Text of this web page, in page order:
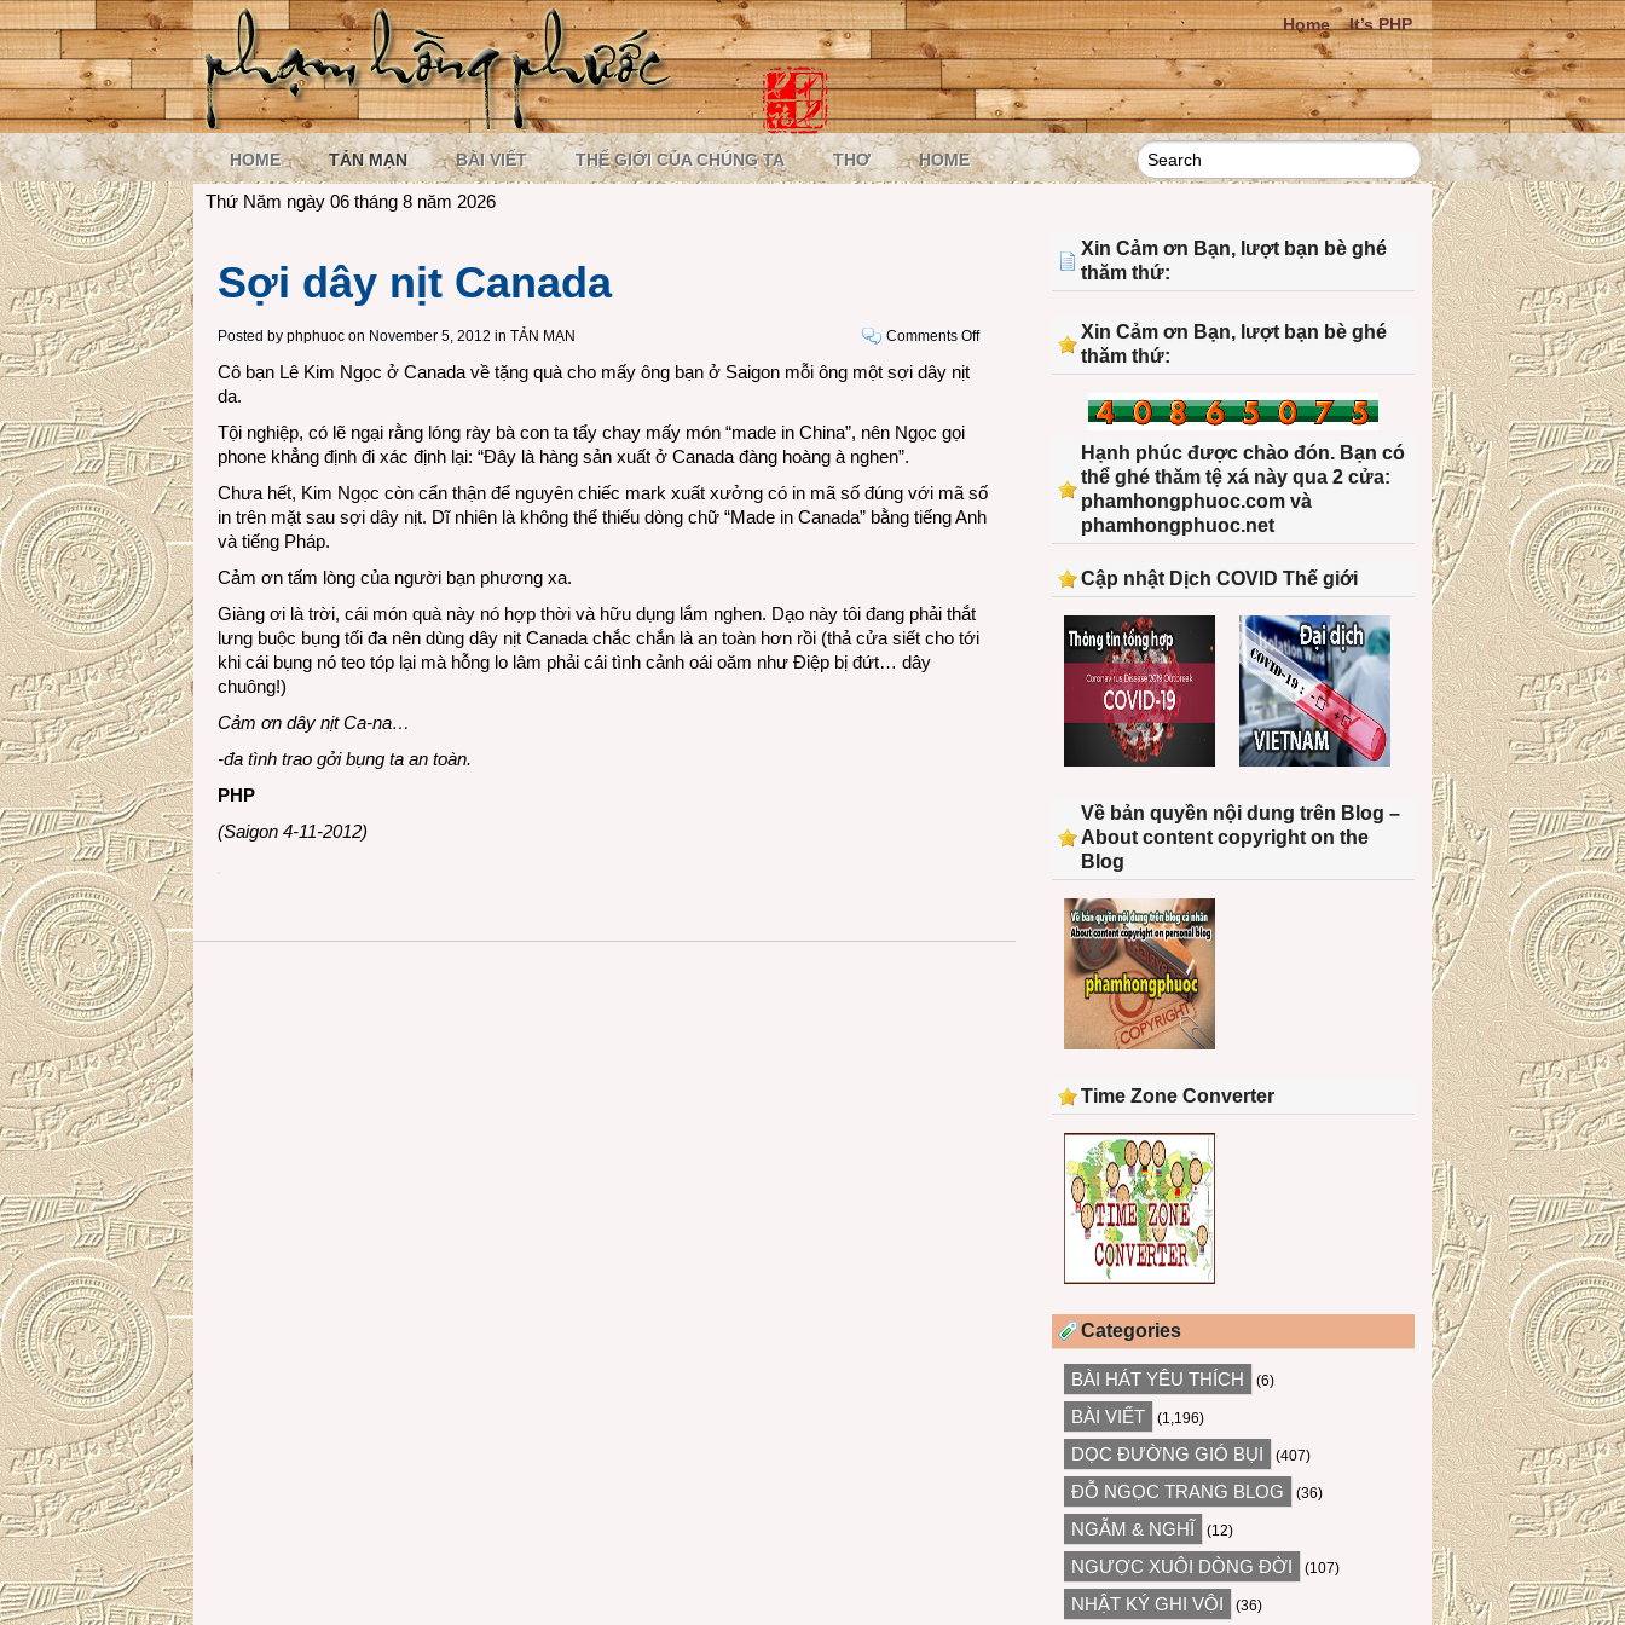
Home It’s PHP
HOME TẢN MẠN BÀI VIẾT THẾ GIỚI CỦA CHÚNG TA THƠ HOME
Thứ Năm ngày 06 tháng 8 năm 2026
Sợi dây nịt Canada
Posted by phphuoc on November 5, 2012 in TẢN MẠN Comments Offon
Cô bạn Lê Kim Ngọc ở Canada về tặng quà cho mấy ông bạn ở Saigon mỗi ông một sợi dây nịt
da.
Tội nghiệp, có lẽ ngại rằng lóng rày bà con ta tẩy chay mấy món “made in China”, nên Ngọc gọi
phone khẳng định đi xác định lại: “Đây là hàng sản xuất ở Canada đàng hoàng à nghen”.
Chưa hết, Kim Ngọc còn cẩn thận để nguyên chiếc mark xuất xưởng có in mã số đúng với mã số
in trên mặt sau sợi dây nịt. Dĩ nhiên là không thể thiếu dòng chữ “Made in Canada” bằng tiếng Anh
và tiếng Pháp.
Cảm ơn tấm lòng của người bạn phương xa.
Giàng ơi là trời, cái món quà này nó hợp thời và hữu dụng lắm nghen. Dạo này tôi đang phải thắt
lưng buộc bụng tối đa nên dùng dây nịt Canada chắc chắn là an toàn hơn rồi (thả cửa siết cho tới
khi cái bụng nó teo tóp lại mà hỗng lo lâm phải cái tình cảnh oái oăm như Điệp bị đứt… dây
chuông!)
Cảm ơn dây nịt Ca-na…
-đa tình trao gởi bụng ta an toàn.
PHP
(Saigon 4-11-2012)
Xin Cảm ơn Bạn, lượt bạn bè ghé
thăm thứ:
Xin Cảm ơn Bạn, lượt bạn bè ghé
thăm thứ:
Hạnh phúc được chào đón. Bạn có
thể ghé thăm tệ xá này qua 2 cửa:
phamhongphuoc.com và
phamhongphuoc.net
Cập nhật Dịch COVID Thế giới
Về bản quyền nội dung trên Blog –
About content copyright on the
Blog
Time Zone Converter
Categories
BÀI HÁT YÊU THÍCH (6)
BÀI VIẾT (1,196)
DỌC ĐƯỜNG GIÓ BỤI (407)
ĐỖ NGỌC TRANG BLOG (36)
NGẪM & NGHĨ (12)
NGƯỢC XUÔI DÒNG ĐỜI (107)
NHẬT KÝ GHI VỘI (36)